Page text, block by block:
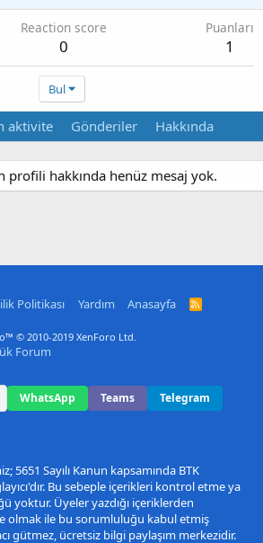
Reaction score
0
Puanları
1
Bul
aktivite Gönderiler Hakkında
profili hakkında henüz mesaj yok.
Politikası Yardım Anasayfa
R
© 2010-2019 XenForo Ltd.
Forum
WhatsApp Teams
Telegram
5651 Sayılı Kanun kapsamında BTK
Bu sebeple içerikleri kontrol etme ya
yoktur. Üyeler yazdığı içeriklerden
olmak ile bu sorumluluğu kabul etmiş
gütmez, ücretsiz bilgi paylaşım merkezidir.